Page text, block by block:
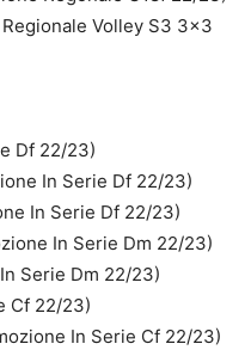
Volley S3 3×3
Df 22/23)
In Serie Df 22/23)
In Serie Df 22/23)
In Serie Dm 22/23)
Serie Dm 22/23)
Cf 22/23)
In Serie Cf 22/23)